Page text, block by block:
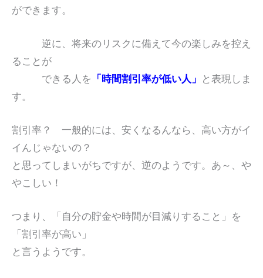
ができます。
逆に、将来のリスクに備えて今の楽しみを控え
ることが
できる人を 「時間割引率が低い人」 と表現しま
す。
割引率？ 一般的には、安くなるんなら、高い方がイ
イんじゃないの？
と思ってしまいがちですが、逆のようです。あ～、や
やこしい！
つまり、「自分の貯金や時間が目減りすること」を
「割引率が高い」
と言うようです。